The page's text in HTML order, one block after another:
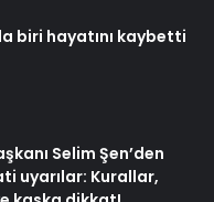
biri hayatını kaybetti
Selim Şen’den
uyarılar: Kurallar,